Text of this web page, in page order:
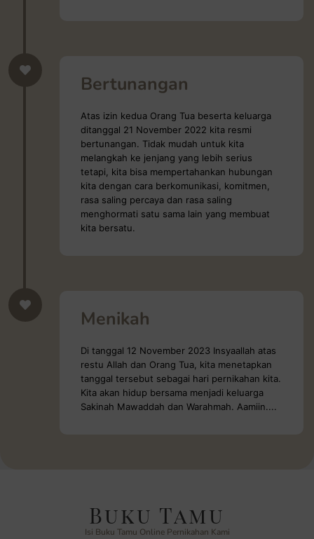
Bertunangan
Atas izin kedua Orang Tua beserta keluarga
ditanggal 21 November 2022 kita resmi
bertunangan. Tidak mudah untuk kita
melangkah ke jenjang yang lebih serius
tetapi, kita bisa mempertahankan hubungan
kita dengan cara berkomunikasi, komitmen,
rasa saling percaya dan rasa saling
menghormati satu sama lain yang membuat
kita bersatu.
Menikah
Di tanggal 12 November 2023 Insyaallah atas
restu Allah dan Orang Tua, kita menetapkan
tanggal tersebut sebagai hari pernikahan kita.
Kita akan hidup bersama menjadi keluarga
Sakinah Mawaddah dan Warahmah. Aamiin....
Buku Tamu
Isi Buku Tamu Online Pernikahan Kami